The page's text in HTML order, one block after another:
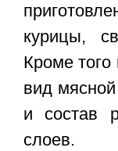
курицы,
Кроме того
вид
и состав
слоев.